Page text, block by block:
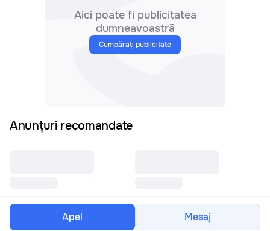
Aici poate fi publicitatea
dumneavoastră
Cumpărați publicitate
Anunțuri recomandate
Apel Mesaj